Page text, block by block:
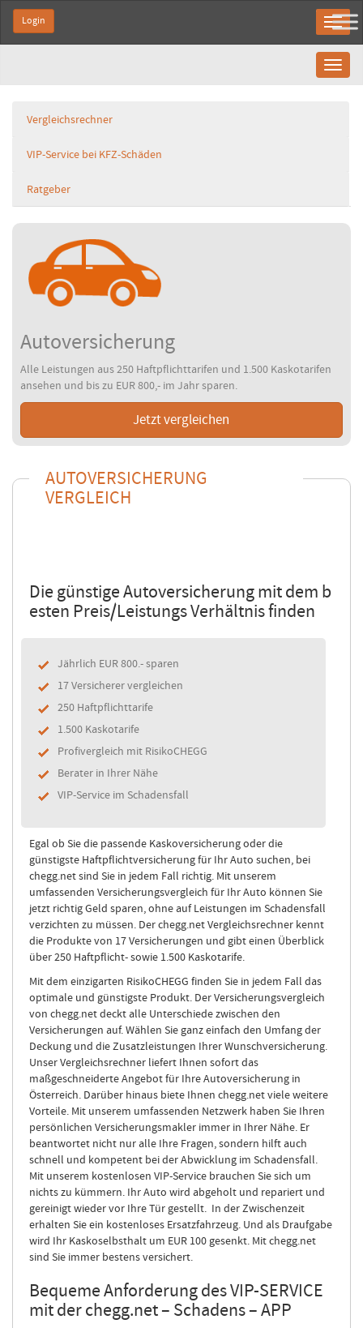
Login
Vergleichsrechner
VIP-Service bei KFZ-Schäden
Ratgeber
Autoversicherung
Alle Leistungen aus 250 Haftpflichttarifen und 1.500 Kaskotarifen
ansehen und bis zu EUR 800,- im Jahr sparen.
Jetzt vergleichen
AUTOVERSICHERUNG
VERGLEICH
Die günstige Autoversicherung mit dem b
esten Preis/Leistungs Verhältnis finden
Jährlich EUR 800.- sparen
17 Versicherer vergleichen
250 Haftpflichttarife
1.500 Kaskotarife
Profivergleich mit RisikoCHEGG
Berater in Ihrer Nähe
VIP-Service im Schadensfall
Egal ob Sie die passende Kaskoversicherung oder die
günstigste Haftpflichtversicherung für Ihr Auto suchen, bei
chegg.net sind Sie in jedem Fall richtig. Mit unserem
umfassenden Versicherungsvergleich für Ihr Auto können Sie
jetzt richtig Geld sparen, ohne auf Leistungen im Schadensfall
verzichten zu müssen. Der chegg.net Vergleichsrechner kennt
die Produkte von 17 Versicherungen und gibt einen Überblick
über 250 Haftpflicht- sowie 1.500 Kaskotarife.
Mit dem einzigarten RisikoCHEGG finden Sie in jedem Fall das
optimale und günstigste Produkt. Der Versicherungsvergleich
von chegg.net deckt alle Unterschiede zwischen den
Versicherungen auf. Wählen Sie ganz einfach den Umfang der
Deckung und die Zusatzleistungen Ihrer Wunschversicherung.
Unser Vergleichsrechner liefert Ihnen sofort das
maßgeschneiderte Angebot für Ihre Autoversicherung in
Österreich. Darüber hinaus biete Ihnen chegg.net viele weitere
Vorteile. Mit unserem umfassenden Netzwerk haben Sie Ihren
persönlichen Versicherungsmakler immer in Ihrer Nähe. Er
beantwortet nicht nur alle Ihre Fragen, sondern hilft auch
schnell und kompetent bei der Abwicklung im Schadensfall.
Mit unserem kostenlosen VIP-Service brauchen Sie sich um
nichts zu kümmern. Ihr Auto wird abgeholt und repariert und
gereinigt wieder vor Ihre Tür gestellt. In der Zwischenzeit
erhalten Sie ein kostenloses Ersatzfahrzeug. Und als Draufgabe
wird Ihr Kaskoselbsthalt um EUR 100 gesenkt. Mit chegg.net
sind Sie immer bestens versichert.
Bequeme Anforderung des VIP-SERVICE
mit der chegg.net – Schadens – APP